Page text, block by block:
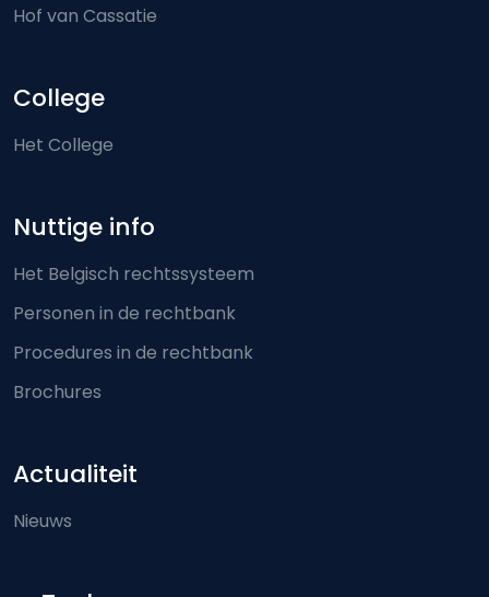
Hof van Cassatie
College
Het College
Nuttige info
Het Belgisch rechtssysteem
Personen in de rechtbank
Procedures in de rechtbank
Brochures
Actualiteit
Nieuws